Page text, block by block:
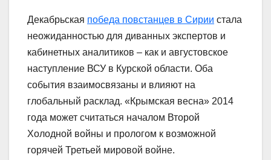
Декабрьская победа повстанцев в Сирии стала
неожиданностью для диванных экспертов и
кабинетных аналитиков – как и августовское
наступление ВСУ в Курской области. Оба
события взаимосвязаны и влияют на
глобальный расклад. «Крымская весна» 2014
года может считаться началом Второй
Холодной войны и прологом к возможной
горячей Третьей мировой войне.